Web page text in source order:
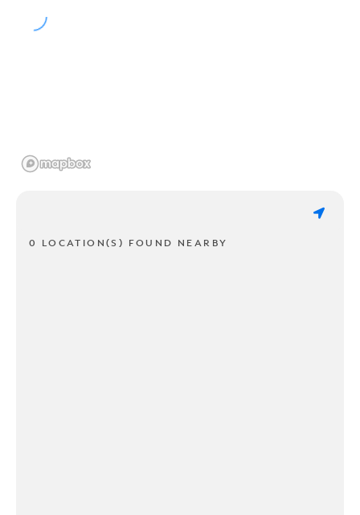
0 LOCATION(S) FOUND NEARBY